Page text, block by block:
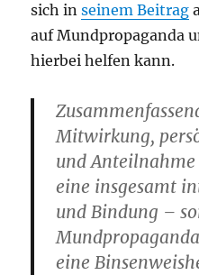
sich inseinem Beitrag
auf Mundpropaganda
hierbei helfen kann.
Mitwirkung,
und
eine insgesamt
und Bindung –
eine